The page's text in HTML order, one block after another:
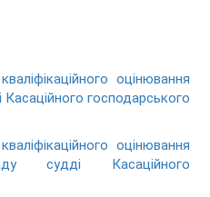
оцінювання
господарського
оцінювання
судді Касаційного